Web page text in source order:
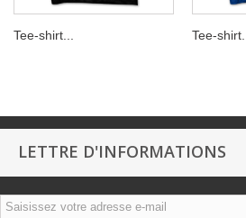
Tee-shirt... Tee-shirt...
LETTRE D'INFORMATIONS